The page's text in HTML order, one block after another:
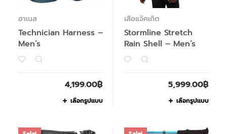
ฮาเนส
Technician Harness –
Men’s
4,199.00฿
เลือกรูปแบบ
เสื้อแจ๊คเก็ต
Stormline Stretch
Rain Shell – Men’s
5,999.00฿
เลือกรูปแบบ